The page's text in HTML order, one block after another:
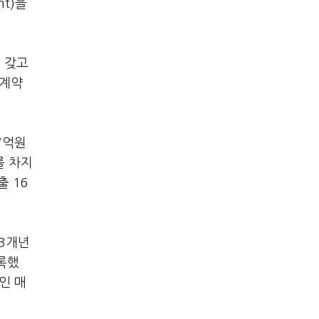
을
갖고
약
원
차지
16
개년
했
매